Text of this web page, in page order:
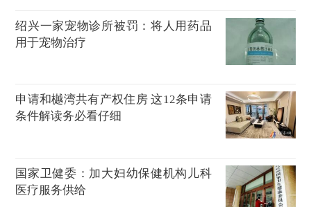
绍兴一家宠物诊所被罚：将人用药品
用于宠物治疗
申请和樾湾共有产权住房 这12条申请
条件解读务必看仔细
国家卫健委：加大妇幼保健机构儿科
医疗服务供给